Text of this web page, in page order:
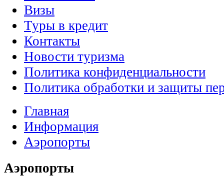
Визы
Туры в кредит
Контакты
Новости туризма
Политика конфиденциальности
Политика обработки и защиты
Главная
Информация
Аэропорты
Аэропорты